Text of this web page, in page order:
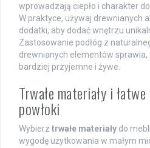
wprowadzają ciepło i charakter
W praktyce, używaj drewnianych
dodatki, aby dodać wnętrzu
Zastosowanie podłóg z
drewnianych elementów
bardziej przyjemne i żywe.
Trwałe materiały i
powłoki
Wybierz trwałe materiały do
wygodę użytkowania w małym